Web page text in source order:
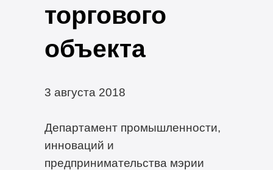
торгового
объекта
3 августа 2018
Департамент промышленности,
инноваций и
предпринимательства мэрии